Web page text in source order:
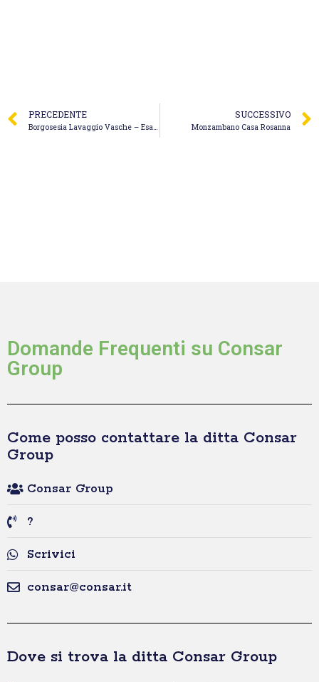
PRECEDENTE
Borgosesia Lavaggio Vasche – Esa Eco Servizi S.r.l.
SUCCESSIVO
Monzambano Casa Rosanna
Domande Frequenti su Consar
Group
Come posso contattare la ditta Consar
Group
Consar Group
?
Scrivici
consar@consar.it
Dove si trova la ditta Consar Group